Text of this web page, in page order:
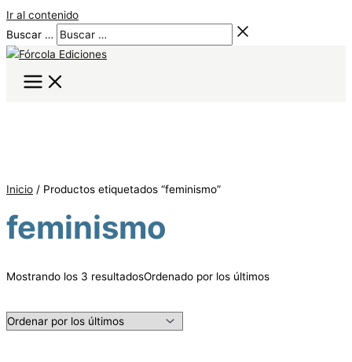
Ir al contenido
Buscar …
Inicio / Productos etiquetados “feminismo”
feminismo
Mostrando los 3 resultadosOrdenado por los últimos